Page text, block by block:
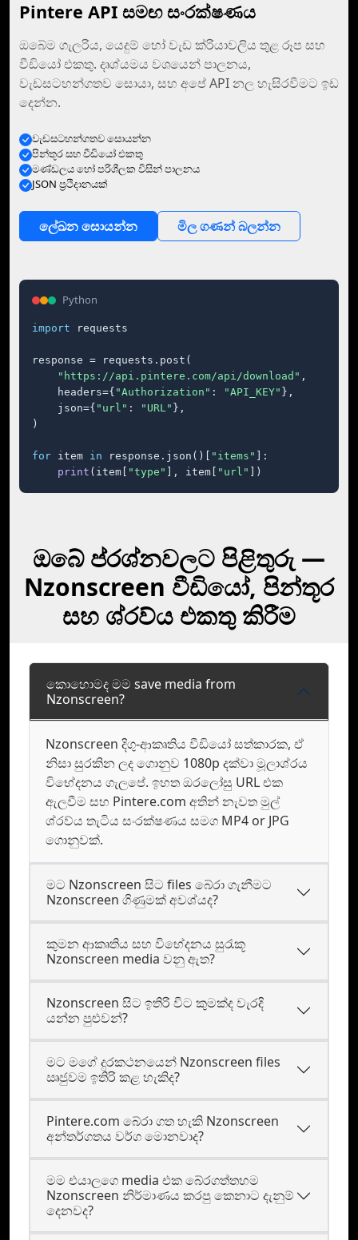
Pintere API සමඟ සංරක්ෂණය
ඔබේම ගැලරිය, යෙදුම් හෝ වැඩ ක්රියාවලිය තුළ රූප සහ
වීඩියෝ එකතු. දෘශ්යමය වශයෙන් පාලනය,
වැඩසටහන්ගතව සොයා, සහ අපේ API නල හැසිරවීමට ඉඩ
දෙන්න.
වැඩසටහන්ගතව සොයන්න
පින්තූර සහ වීඩියෝ එකතු
මණ්ඩලය හෝ පරිශීලක විසින් පාලනය
JSON ප්‍රථිදානයක්
ලේඛන සොයන්න මිල ගණන් බලන්න
Python
import requests
response = requests.post(
"https://api.pintere.com/api/download" ,
    headers={
"Authorization" : "API_KEY" },
    json={
"url" : "URL" },
)
for item in response.json()[ "items"
]:
print (item[ "type" ], item[ "url" ])
ඔබේ ප්රශ්නවලට පිළිතුරු —
Nzonscreen වීඩියෝ, පින්තූර
සහ ශ්රව්ය එකතු කිරීම
කොහොමද මම save media from
Nzonscreen?
Nzonscreen දිගු-ආකෘතිය වීඩියෝ සත්කාරක, ඒ
නිසා සුරකින ලද ගොනුව 1080p දක්වා මූලාශ්රය
විභේදනය ගැලපේ. ඉහත ඔරලෝසු URL එක
ඇලවීම සහ Pintere.com අතින් නැවත මුල්
ශ්රව්ය තැටිය සංරක්ෂණය සමග MP4 or JPG
ගොනුවක්.
මට Nzonscreen සිට files බේරා ගැනීමට
Nzonscreen ගිණුමක් අවශ්යද?
කුමන ආකෘතිය සහ විභේදනය සුරැකූ
Nzonscreen media වනු ඇත?
Nzonscreen සිට ඉතිරි විට කුමක්ද වැරදි
යන්න පුළුවන්?
මට මගේ දුරකථනයෙන් Nzonscreen files
ඍජුවම ඉතිරි කළ හැකිද?
Pintere.com බේරා ගත හැකි Nzonscreen
අන්තර්ගතය වර්ග මොනවාද?
මම එයාලගෙ media එක බේරගත්තහම
Nzonscreen නිර්මාණය කරපු කෙනාට දැනුම්
දෙනවද?